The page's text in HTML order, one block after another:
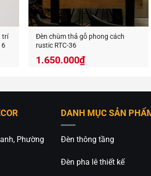
trí
Đèn chùm thả gỗ phong cách
rustic RTC-36
1.650.000₫
Phường
DANH MỤC SẢN
Đèn thông tầng
Đèn pha lê thiết kế